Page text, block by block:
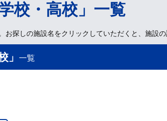
校・高校」一覧
お探しの施設名をクリックしていただくと、施設
」 一覧